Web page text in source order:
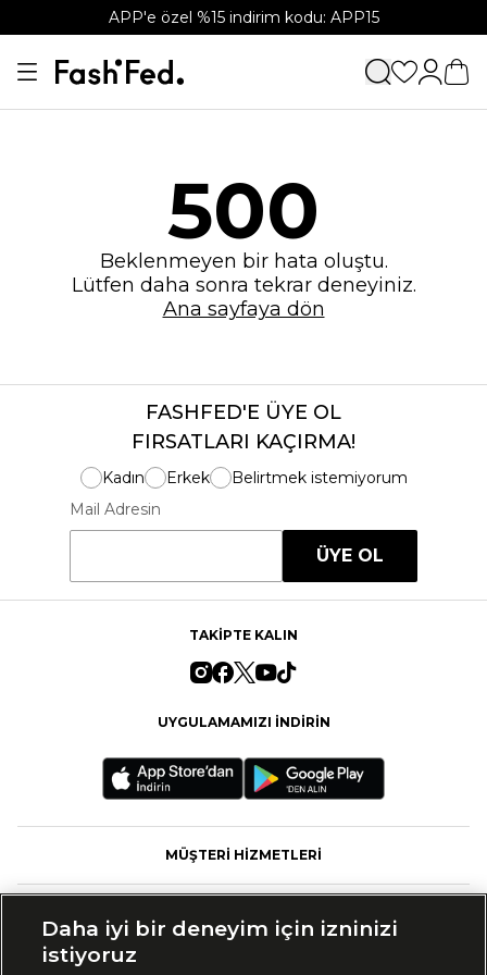
APP'e özel %15 indirim kodu: APP15
500
Beklenmeyen bir hata oluştu.
Lütfen daha sonra tekrar deneyiniz.
Ana sayfaya dön
FASHFED'E ÜYE OL
FIRSATLARI KAÇIRMA!
Kadın Erkek
Belirtmek istemiyorum
Mail Adresin
ÜYE OL
TAKİPTE KALIN
UYGULAMAMIZI İNDİRİN
MÜŞTERİ HİZMETLERİ
Daha iyi bir deneyim için izninizi
istiyoruz